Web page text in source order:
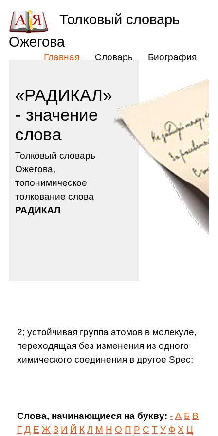
«РАДИКАЛ»
- значение
слова
Толковый словарь
Ожегова,
топонимическое
толкование слова
РАДИКАЛ
2; устойчивая группа атомов в молекуле,
переходящая без изменения из одного
химического соединения в другое Spec;
Слова, начинающиеся на букву: - А Б В
Г Д Е Ж З И Й К Л М Н О П Р С Т У Ф Х Ц
Толковый словарь
Ожегова
Главная Словарь Биография